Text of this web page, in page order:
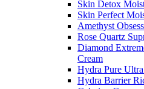
Skin Detox
Skin Perfect
Amethyst
Rose Quartz
Diamond
Cream
Hydra Pure
Hydra Barrier